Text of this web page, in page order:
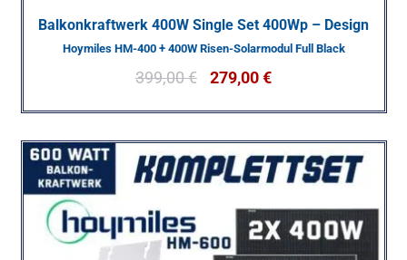
Balkonkraftwerk 400W Single Set 400Wp – Design
Hoymiles HM-400 + 400W Risen-Solarmodul Full Black
399,00€ 279,00€